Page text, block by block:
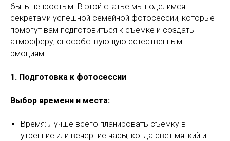
быть непростым. В этой статье мы поделимся
секретами успешной семейной фотосессии, которые
помогут вам подготовиться к съемке и создать
атмосферу, способствующую естественным
эмоциям.
1. Подготовка к фотосессии
Выбор времени и места:
Время: Лучше всего планировать съемку в
утренние или вечерние часы, когда свет мягкий и